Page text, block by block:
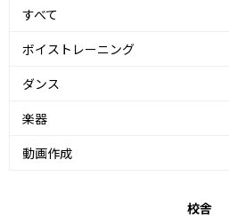
すべて
ボイストレーニング
ダンス
楽器
動画作成
校舎